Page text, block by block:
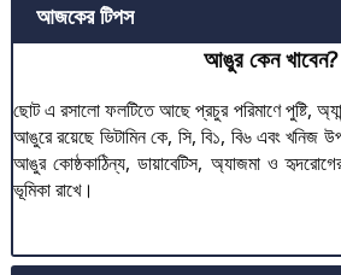
আজকের টিপস
আঙুর কেন খাবেন?
ছোট এ রসালো ফলটিতে আছে প্রচুর পরিমাণে পুষ্টি,
আঙুরে রয়েছে ভিটামিন কে, সি, বি১, বি৬ এবং খনিজ
আঙুর কোষ্ঠকাঠিন্য, ডায়াবেটিস, অ্যাজমা ও
ভূমিকা রাখে।